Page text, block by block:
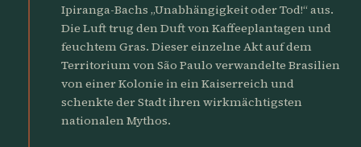
Ipiranga-Bachs „Unabhängigkeit oder Tod!“ aus.
Die Luft trug den Duft von Kaffeeplantagen und
feuchtem Gras. Dieser einzelne Akt auf dem
Territorium von São Paulo verwandelte Brasilien
von einer Kolonie in ein Kaiserreich und
schenkte der Stadt ihren wirkmächtigsten
nationalen Mythos.